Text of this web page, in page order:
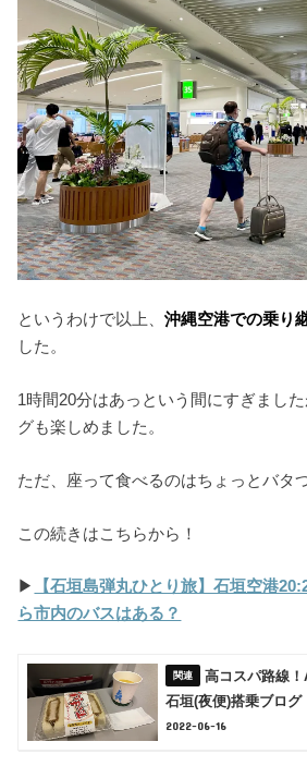
というわけで以上、沖縄空港での乗り
した。
1時間20分はあっという間にすぎまし
グも楽しめました。
ただ、座って食べるのはちょっとバタ
この続きはこちらから！
▶︎
【石垣島弾丸ひとり旅】石垣空港
ら市内のバスはある？
高コスパ路線
石垣(夜便)搭乗ブログ
2022-06-16